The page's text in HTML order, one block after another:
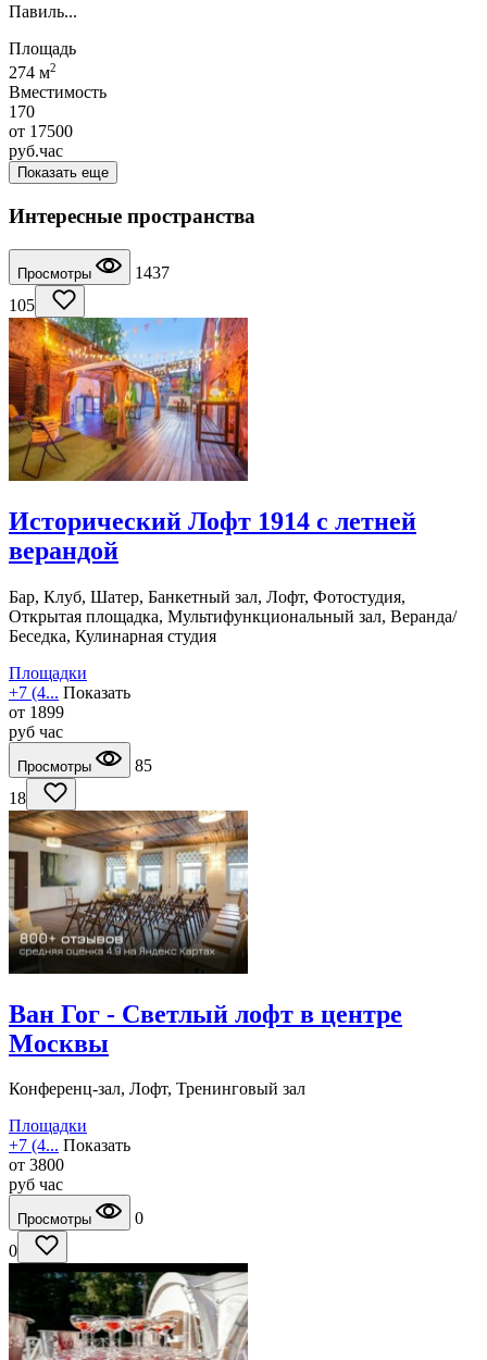
Павиль...
Площадь
274 м2
Вместимость
170
от 17500
руб.час
Показать еще
Интересные пространства
Просмотры
1437
105
Исторический Лофт 1914 с летней
верандой
Бар, Клуб, Шатер, Банкетный зал, Лофт, Фотостудия,
Открытая площадка, Мультифункциональный зал, Веранда/
Беседка, Кулинарная студия
Площадки
+7 (4... Показать
от 1899
руб час
Просмотры
85
18
Ван Гог - Светлый лофт в центре
Москвы
Конференц-зал, Лофт, Тренинговый зал
Площадки
+7 (4... Показать
от 3800
руб час
Просмотры
0
0